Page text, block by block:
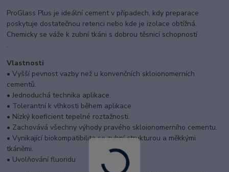
ProGlass Plus je ideální cement v případech, kdy preparace
poskytuje dostatečnou retenci nebo kde je izolace obtížná.
Chemicky se váže k zubní tkáni s dobrou těsnicí schopností
.
Vlastnosti
• Vyšší pevnost vazby než u konvenčních skloionomerních
cementů.
• Jednoduchá technika aplikace.
• Tolerantní k vlhkosti během aplikace
• Nízký koeficient tepelné roztažnosti.
• Zachovává všechny výhody pravého skloionomerního cementu.
• Vynikající biokompatibilita se zubní strukturou a měkkými
tkáněmi.
• Uvolňování fluoridu